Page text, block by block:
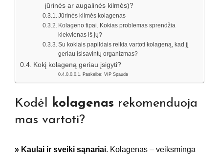
jūrinės ar augalinės kilmės)?
Jūrinės kilmės kolagenas
Kolageno tipai. Kokias problemas sprendžia
kiekvienas iš jų?
Su kokiais papildais reikia vartoti kolageną, kad jį
geriau įsisavintų organizmas?
Kokį kolageną geriau įsigyti?
Paskelbė: VIP Spauda
Kodėl kolagenas rekomenduoja
mas vartoti?
» Kaulai ir sveiki sąnariai. Kolagenas – veiksminga